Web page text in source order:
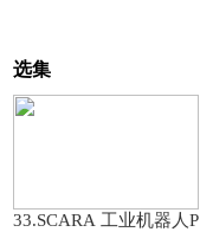
选集
33.SCARA 工业机器人P